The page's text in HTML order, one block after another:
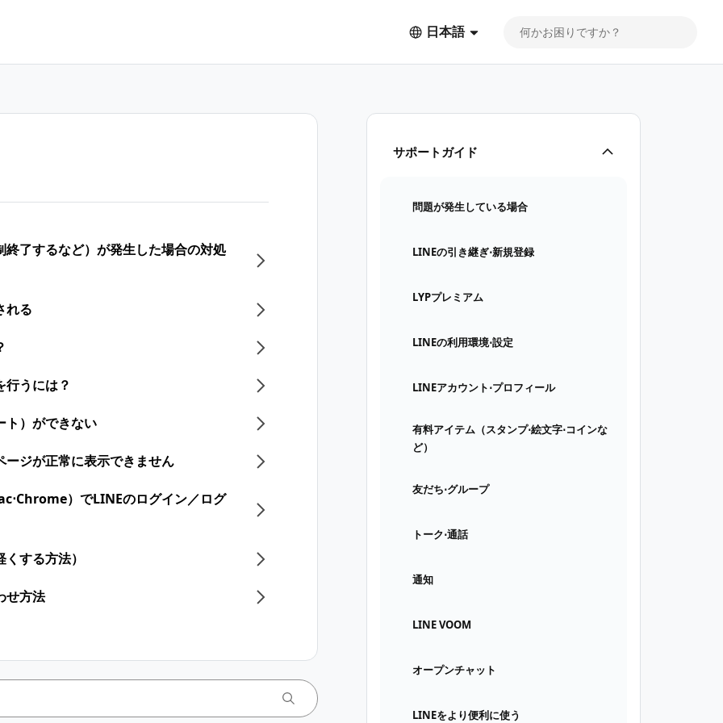
日本語
サポートガイド
問題が発生している場合
LINEの引き継ぎ⋅新規登録
LYPプレミアム
LINEの利用環境⋅設定
LINEアカウント⋅プロフィール
有料アイテム（スタンプ⋅絵文字⋅コインな
ど）
友だち⋅グループ
トーク⋅通話
通知
LINE VOOM
オープンチャット
LINEをより便利に使う
了するなど）が発生した場合の対処
れる
うには？
ト）ができない
ジが正常に表示できません
）でLINEのログイン／ログ
する方法）
せ方法